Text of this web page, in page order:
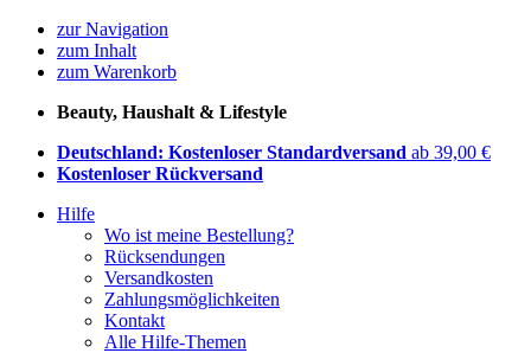
zur Navigation
zum Inhalt
zum Warenkorb
Beauty, Haushalt & Lifestyle
Deutschland: Kostenloser Standardversand ab 39,00 €
Kostenloser Rückversand
Hilfe
Wo ist meine Bestellung?
Rücksendungen
Versandkosten
Zahlungsmöglichkeiten
Kontakt
Alle Hilfe-Themen